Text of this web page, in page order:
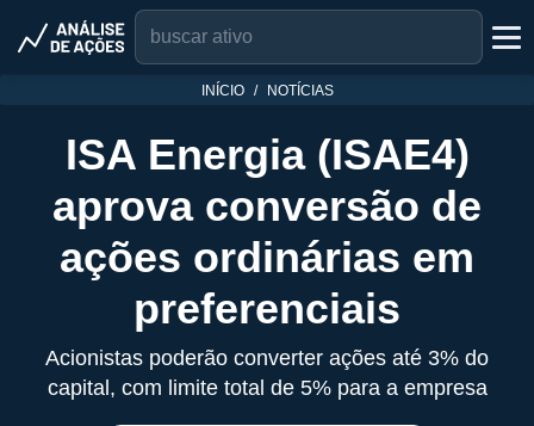
INÍCIO NOTÍCIAS
ISA Energia (ISAE4)
aprova conversão de
ações ordinárias em
preferenciais
Acionistas poderão converter ações até 3% do
capital, com limite total de 5% para a empresa